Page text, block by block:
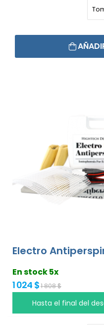
Electro
En stock 5x
1 024 $1 808 $
Hasta el final del